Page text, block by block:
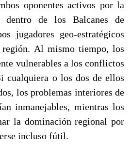
oponentes activos por la
dentro de los Balcanes de
jugadores geo-estratégicos
Al mismo tiempo, los
vulnerables a los conflictos
cualquiera o los dos de ellos
los problemas interiores de
inmanejables, mientras los
la dominación regional por
incluso fútil.